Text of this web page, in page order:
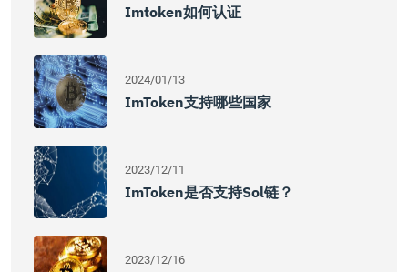
Imtoken如何认证
2024/01/13
ImToken支持哪些国家
2023/12/11
ImToken是否支持Sol链？
2023/12/16